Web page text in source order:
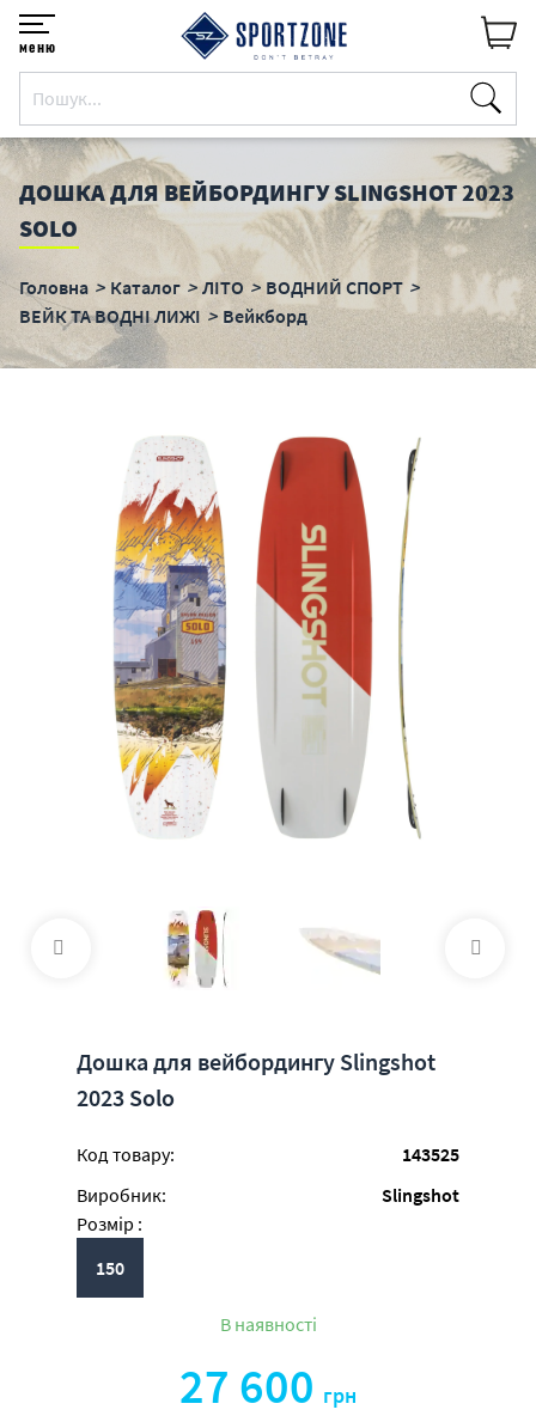
меню
ДОШКА ДЛЯ ВЕЙБОРДИНГУ SLINGSHOT 2023
SOLO
Головна Каталог ЛІТО
ВОДНИЙ СПОРТ
ВЕЙК ТА ВОДНІ ЛИЖІ
Вейкборд
Дошка для вейбордингу Slingshot
2023 Solo
Код товару:
143525
Виробник:
Slingshot
Розмір :
150
В наявності
27 600 грн